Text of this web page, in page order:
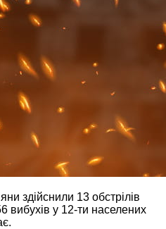
здійснили 13 обстрілів
вибухів у 12-ти населених